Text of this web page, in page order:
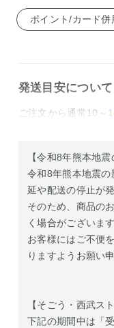
ポイント/カード併
発送目安について
ご注文から通常10～
【令和8年熊本地
令和8年熊本地震
延や配送の停止が
そのため、商品の
く場合がございます
お客様にはご不便
りますようお願い
【そごう・西武ス
下記の期間中は「